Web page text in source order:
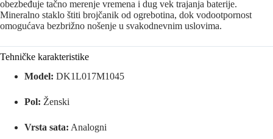
obezbeđuje tačno merenje vremena i dug vek trajanja baterije.
Mineralno staklo štiti brojčanik od ogrebotina, dok vodootpornost
omogućava bezbrižno nošenje u svakodnevnim uslovima.
Tehničke karakteristike
Model: DK1L017M1045
Pol: Ženski
Vrsta sata: Analogni